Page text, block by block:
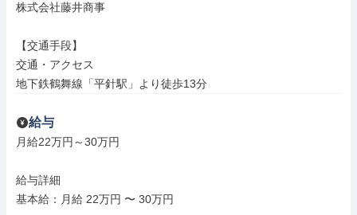
株式会社藤井商事
【交通手段】
交通・アクセス
地下鉄鶴舞線「平針駅」より徒歩13分
給与
月給22万円～30万円
給与詳細
基本給：月給 22万円 〜 30万円